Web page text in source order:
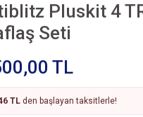
Pluskit 4
Seti
TL
TL den başlayan taksitlerle!